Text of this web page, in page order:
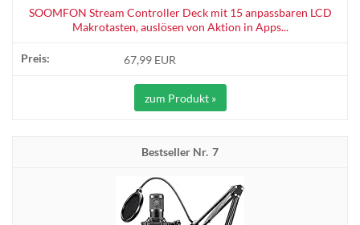
SOOMFON Stream Controller Deck mit 15 anpassbaren LCD
Makrotasten, auslösen von Aktion in Apps...
67,99 EUR
zum Produkt »
7